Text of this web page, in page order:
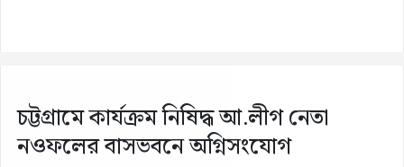
চট্টগ্রামে কার্যক্রম নিষিদ্ধ আ.লীগ নেতা
নওফলের বাসভবনে অগ্নিসংযোগ